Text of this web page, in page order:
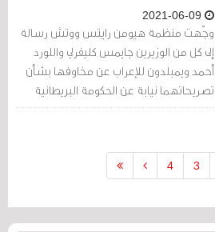
هذه الموجة من الوباء.
وجّهت منظمة هيومن رايتس ووتش رسالة
إلى كل من الوزيرين جايمس كليفرلي واللورد
أحمد ويمبلدون للإعراب عن مخاوفها بشأن
تصريحاتهما نيابة عن الحكومة البريطانية
خلال ردّهم على أسئلة برلمانية.
3
4